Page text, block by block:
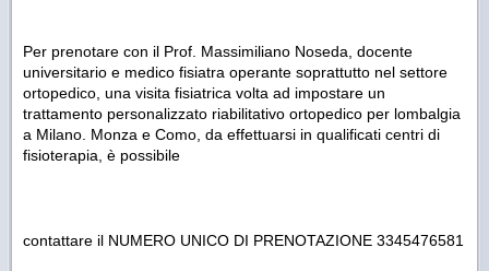
Per prenotare con il Prof. Massimiliano Noseda, docente
universitario e medico fisiatra operante soprattutto nel settore
ortopedico, una visita fisiatrica volta ad impostare un
trattamento personalizzato riabilitativo ortopedico per lombalgia
a Milano. Monza e Como, da effettuarsi in qualificati centri di
fisioterapia, è possibile
contattare il NUMERO UNICO DI PRENOTAZIONE 3345476581